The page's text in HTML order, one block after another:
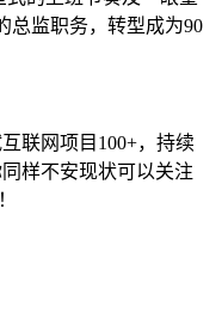
总监职务，转型成为90
联网项目100+，持续
样不安现状可以关注